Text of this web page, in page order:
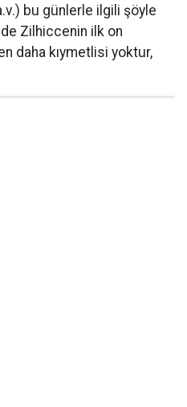
bu günlerle ilgili şöyle
Zilhiccenin ilk on
daha kıymetlisi yoktur,